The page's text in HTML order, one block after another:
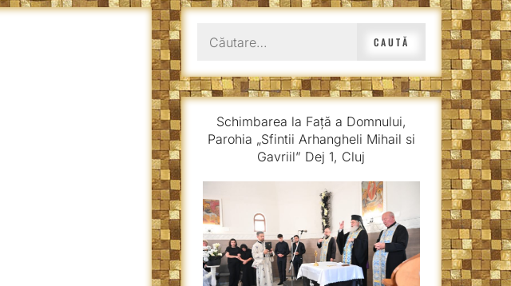
după:
Schimbarea la Față a Domnului,
Parohia „Sfintii Arhangheli Mihail si
Gavriil” Dej 1, Cluj